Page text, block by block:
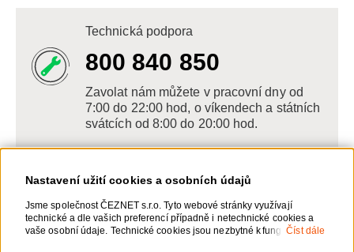
Nastavení užití cookies a osobních údajů
Jsme společnost ČEZNET s.r.o. Tyto webové stránky využívají
technické a dle vašich preferencí případně i netechnické cookies a
vaše osobní údaje. Technické cookies jsou nezbytné k fungováníČíst dále
Technická podpora
800 840 850
Zavolat nám můžete v pracovní dny od
7:00 do 22:00 hod, o víkendech a státních
svátcích od 8:00 do 20:00 hod.
Napište nám
POSLAT VZKAZ